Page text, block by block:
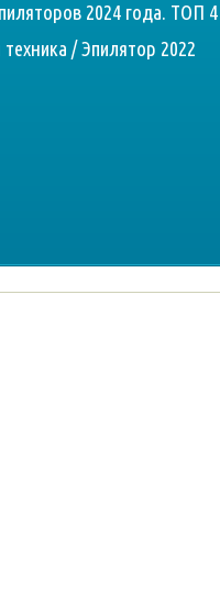
2024 года. ТОП
/ Эпилятор 2022